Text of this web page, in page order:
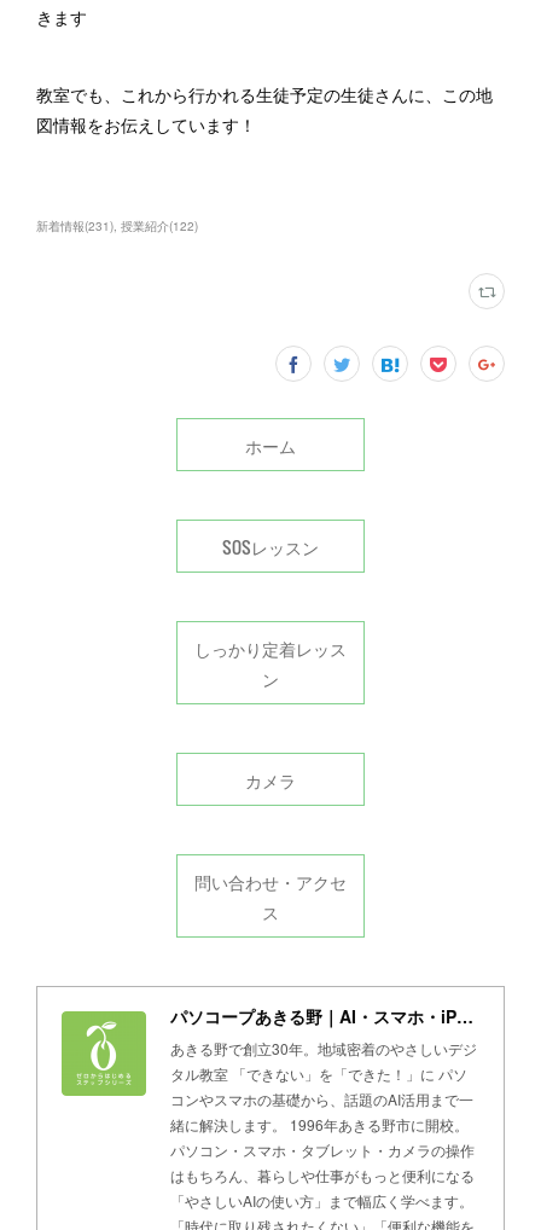
きます
教室でも、これから行かれる生徒予定の生徒さんに、この地
図情報をお伝えしています！
新着情報(231) 授業紹介(122)
ホーム
SOSレッスン
しっかり定着レッス
ン
カメラ
問い合わせ・アクセ
ス
パソコープあきる野｜AI・スマホ・iPad・パソコン教室
あきる野で創立30年。地域密着のやさしいデジ
タル教室 「できない」を「できた！」に パソ
コンやスマホの基礎から、話題のAI活用まで一
緒に解決します。 1996年あきる野市に開校。
パソコン・スマホ・タブレット・カメラの操作
はもちろん、暮らしや仕事がもっと便利になる
「やさしいAIの使い方」まで幅広く学べます。
「時代に取り残されたくない」「便利な機能を